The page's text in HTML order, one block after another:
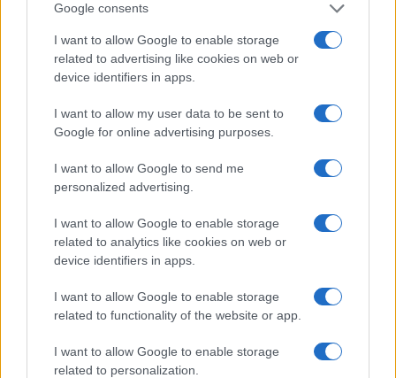
Google consents
I want to allow Google to enable storage
related to advertising like cookies on web or
device identifiers in apps.
I want to allow my user data to be sent to
Google for online advertising purposes.
I want to allow Google to send me
personalized advertising.
I want to allow Google to enable storage
related to analytics like cookies on web or
device identifiers in apps.
I want to allow Google to enable storage
related to functionality of the website or app.
I want to allow Google to enable storage
related to personalization.
essenza della bellezza
Camilla Fiore · 6 Ago 2026
BELLEZZA
Guida al biondo da supermodel: nuance, balayage e
Cristian Castiglioni · 6 Ago 2026